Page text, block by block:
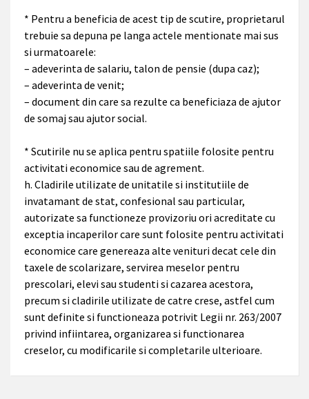
* Pentru a beneficia de acest tip de scutire, proprietarul
trebuie sa depuna pe langa actele mentionate mai sus
si urmatoarele:
– adeverinta de salariu, talon de pensie (dupa caz);
– adeverinta de venit;
– document din care sa rezulte ca beneficiaza de ajutor
de somaj sau ajutor social.
* Scutirile nu se aplica pentru spatiile folosite pentru
activitati economice sau de agrement.
h. Cladirile utilizate de unitatile si institutiile de
invatamant de stat, confesional sau particular,
autorizate sa functioneze provizoriu ori acreditate cu
exceptia incaperilor care sunt folosite pentru activitati
economice care genereaza alte venituri decat cele din
taxele de scolarizare, servirea meselor pentru
prescolari, elevi sau studenti si cazarea acestora,
precum si cladirile utilizate de catre crese, astfel cum
sunt definite si functioneaza potrivit Legii nr. 263/2007
privind infiintarea, organizarea si functionarea
creselor, cu modificarile si completarile ulterioare.